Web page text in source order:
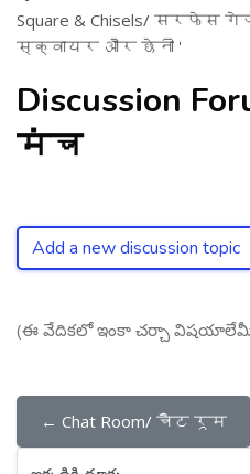
Square & Chisels/ सरफेस
स्क्वायर और छेनी '
Discussion
मंच
Add a new discussion topic
(ఈ వేదికలో ఇంకా చర్చా విషయాలేమీ
← Chat Room/ चैट रूम